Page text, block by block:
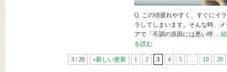
Q. この頃疲れやすく、すぐにイ
ラしてしまいます。そんな時、メ
アで「不調の原因には悪い呼…
を読む
3 / 20 «新しい更新 1 2 3 4 5 ... 10 20